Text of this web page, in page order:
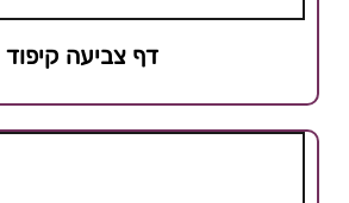
דף צביעה קיפוד